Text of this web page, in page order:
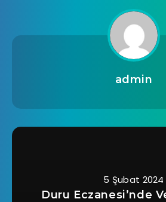
admin
5 Şubat 2024
Duru Eczanesi’nde